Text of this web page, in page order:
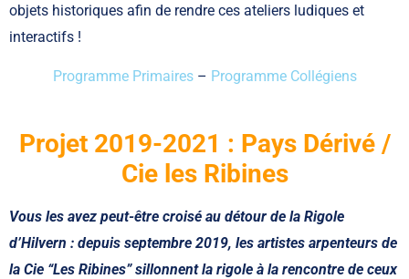
objets historiques afin de rendre ces ateliers ludiques et
interactifs !
Programme Primaires– Programme Collégiens
Projet 2019-2021 : Pays Dérivé /
Cie les Ribines
Vous les avez peut-être croisé au détour de la Rigole
d’Hilvern : depuis septembre 2019, les artistes arpenteurs de
la Cie “Les Ribines” sillonnent la rigole à la rencontre de ceux